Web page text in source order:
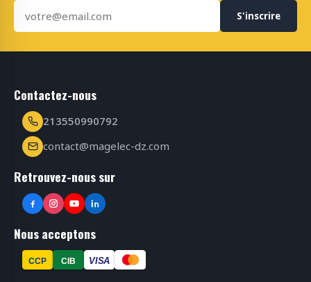
S'inscrire
Contactez-nous
213550990792
contact@magelec-dz.com
Retrouvez-nous sur
Nous acceptons
CCP CIB VISA